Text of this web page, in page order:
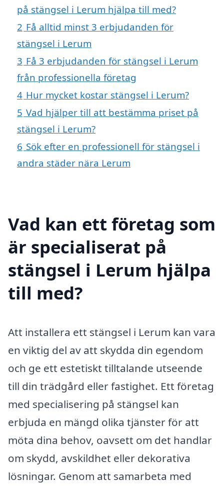
på stängsel i Lerum hjälpa till med?
2 Få alltid minst 3 erbjudanden för
stängsel i Lerum
3 Få 3 erbjudanden för stängsel i Lerum
från professionella företag
4 Hur mycket kostar stängsel i Lerum?
5 Vad hjälper till att bestämma priset på
stängsel i Lerum?
6 Sök efter en professionell för stängsel i
andra städer nära Lerum
Vad kan ett företag som
är specialiserat på
stängsel i Lerum hjälpa
till med?
Att installera ett stängsel i Lerum kan vara
en viktig del av att skydda din egendom
och ge ett estetiskt tilltalande utseende
till din trädgård eller fastighet. Ett företag
med specialisering på stängsel kan
erbjuda en mängd olika tjänster för att
möta dina behov, oavsett om det handlar
om skydd, avskildhet eller dekorativa
lösningar. Genom att samarbeta med